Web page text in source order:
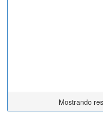
Mostrando